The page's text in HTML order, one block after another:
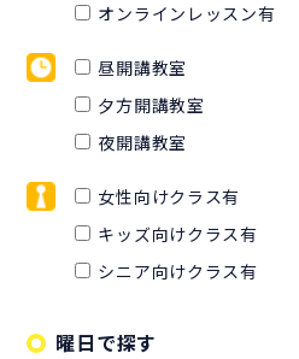
オンラインレッスン有
昼開講教室
夕方開講教室
夜開講教室
女性向けクラス有
キッズ向けクラス有
シニア向けクラス有
曜日で探す